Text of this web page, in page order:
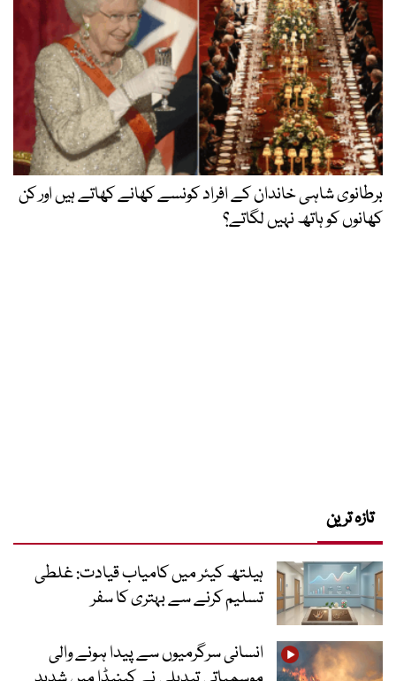
برطانوی شاہی خاندان کے افراد کونسے کھانے کھاتے ہیں اور کن
کھانوں کو ہاتھ نہیں لگاتے؟
تازہ ترین
ہیلتھ کیئر میں کامیاب قیادت: غلطی
تسلیم کرنے سے بہتری کا سفر
انسانی سرگرمیوں سے پیدا ہونے والی